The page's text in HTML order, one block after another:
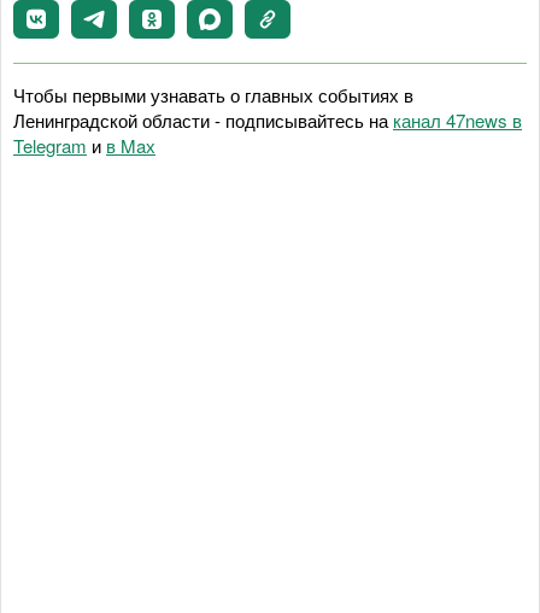
Чтобы первыми узнавать о главных событиях в
Ленинградской области - подписывайтесь на канал 47news в
Telegram и в Maх